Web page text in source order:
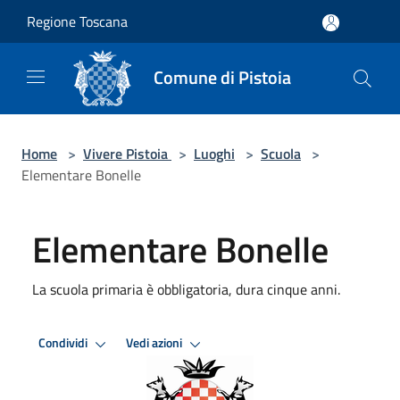
Regione Toscana
Comune di Pistoia
Home > Vivere Pistoia > Luoghi > Scuola >
Elementare Bonelle
Elementare Bonelle
La scuola primaria è obbligatoria, dura cinque anni.
Condividi Vedi azioni